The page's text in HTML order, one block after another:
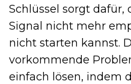
Schlüssel sorgt dafür,
Signal nicht mehr
nicht starten kannst.
vorkommende
einfach lösen, indem